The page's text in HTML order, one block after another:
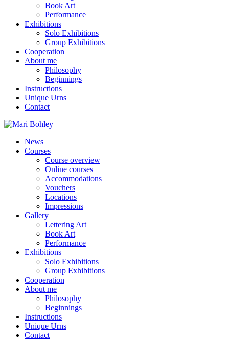
Book Art
Performance
Exhibitions
Solo Exhibitions
Group Exhibitions
Cooperation
About me
Philosophy
Beginnings
Instructions
Unique Urns
Contact
News
Courses
Course overview
Online courses
Accommodations
Vouchers
Locations
Impressions
Gallery
Lettering Art
Book Art
Performance
Exhibitions
Solo Exhibitions
Group Exhibitions
Cooperation
About me
Philosophy
Beginnings
Instructions
Unique Urns
Contact